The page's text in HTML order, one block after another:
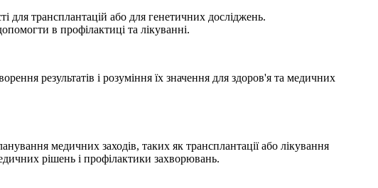
для трансплантацій або для генетичних досліджень.
в профілактиці та лікуванні.
результатів і розуміння їх значення для здоров'я та медичних
медичних заходів, таких як трансплантації або лікування
рішень і профілактики захворювань.